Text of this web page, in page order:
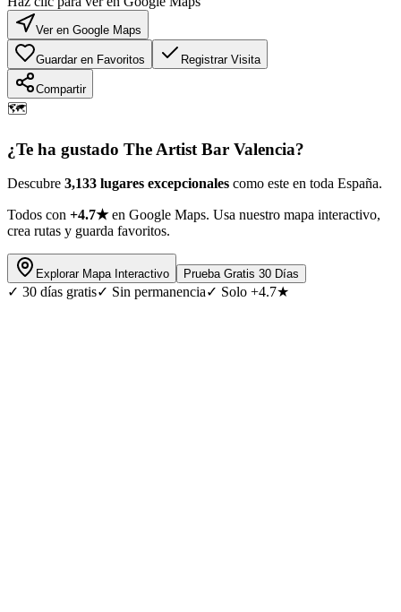
Ver en Google Maps
Guardar en Favoritos Registrar Visita
Compartir
🗺️
¿Te ha gustado The Artist Bar Valencia?
Descubre 3,133 lugares excepcionales como este en toda España.
Todos con +4.7★en Google Maps. Usa nuestro mapa interactivo,
crea rutas y guarda favoritos.
Explorar Mapa Interactivo Prueba Gratis 30 Días
✓ 30 días gratis✓ Sin permanencia✓ Solo +4.7★